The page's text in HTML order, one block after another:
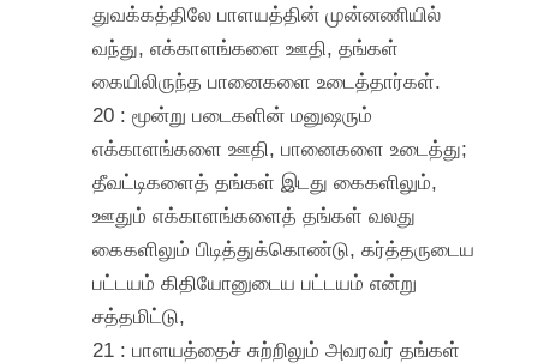
துவக்கத்திலே பாளயத்தின் முன்னணியில்
வந்து, எக்காளங்களை ஊதி, தங்கள்
கையிலிருந்த பானைகளை உடைத்தார்கள்.
20 : மூன்று படைகளின் மனுஷரும்
எக்காளங்களை ஊதி, பானைகளை உடைத்து;
தீவட்டிகளைத் தங்கள் இடது கைகளிலும்,
ஊதும் எக்காளங்களைத் தங்கள் வலது
கைகளிலும் பிடித்துக்கொண்டு, கர்த்தருடைய
பட்டயம் கிதியோனுடைய பட்டயம் என்று
சத்தமிட்டு,
21 : பாளயத்தைச் சுற்றிலும் அவரவர் தங்கள்